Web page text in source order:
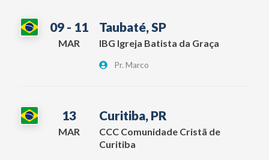
09 - 11 Taubaté, SP
MAR IBG Igreja Batista da Graça
Pr. Marco
13 Curitiba, PR
MAR
CCC Comunidade Cristã de
Curitiba